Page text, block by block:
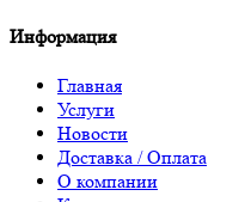
Информация
Главная
Услуги
Новости
Доставка / Оплата
О компании